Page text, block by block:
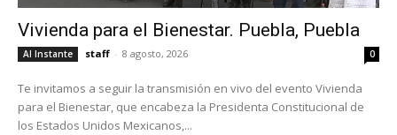
Vivienda para el Bienestar. Puebla, Puebla
Al Instante staff - 8 agosto, 2026 0
Te invitamos a seguir la transmisión en vivo del evento Vivienda
para el Bienestar, que encabeza la Presidenta Constitucional de
los Estados Unidos Mexicanos,...